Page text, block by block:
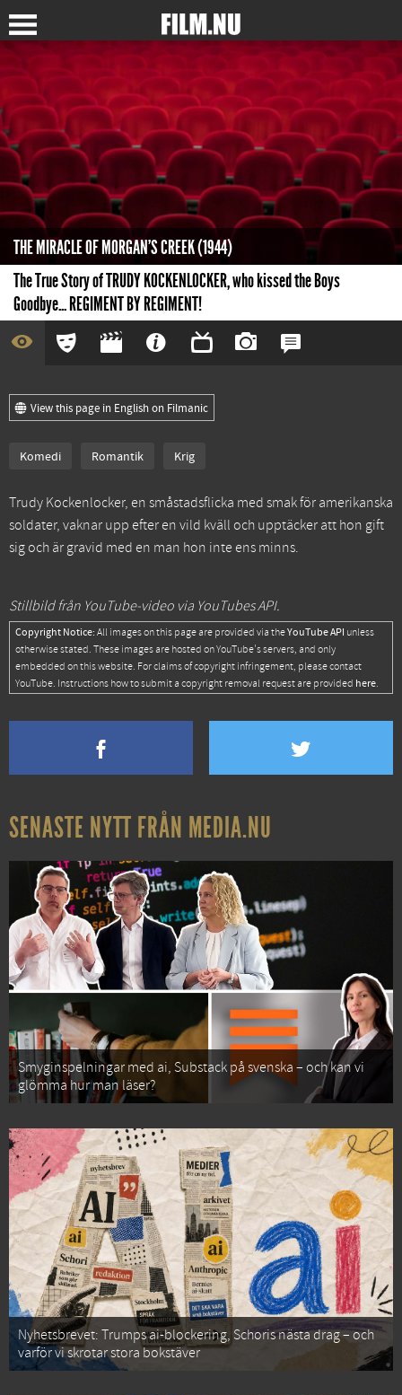
THE MIRACLE OF MORGAN'S CREEK (1944)
The True Story of TRUDY KOCKENLOCKER, who kissed the Boys
Goodbye... REGIMENT BY REGIMENT!
View this page in English on Filmanic
Komedi Romantik Krig
Trudy Kockenlocker, en småstadsflicka med smak för amerikanska
soldater, vaknar upp efter en vild kväll och upptäcker att hon gift
sig och är gravid med en man hon inte ens minns.
Stillbild från YouTube-video via YouTubes API.
Copyright Notice: All images on this page are provided via theYouTube API unless
otherwise stated. These images are hosted on YouTube's servers, and only
embedded on this website. For claims of copyright infringement, please contact
YouTube. Instructions how to submit a copyright removal request are provided here.
SENASTE NYTT FRÅN MEDIA.NU
Smyginspelningar med ai, Substack på svenska – och kan vi
glömma hur man läser?
Nyhetsbrevet: Trumps ai-blockering, Schoris nästa drag – och
varför vi skrotar stora bokstäver